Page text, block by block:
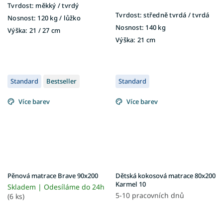
Tvrdost: měkký / tvrdý
Nosnost: 120 kg ​​​​​/ lůžko
Výška: 21 / 27 cm
Tvrdost: středně tvrdá / tvrdá
Nosnost: 140 kg
Výška: 21 cm
Standard Bestseller
Více barev
Pěnová matrace Brave 90x200
Skladem | Odesíláme do 24h
(6 ks)
Standard
Více barev
Dětská kokosová matrace 80x200
Karmel 10
5-10 pracovních dnů